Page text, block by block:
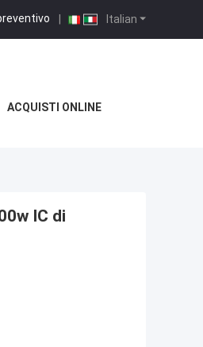
Italian
|
ACQUISTI ONLINE
IC di